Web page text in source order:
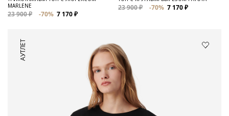
MARLENE
23 900 ₽ -70% 7 170 ₽
23 900 ₽ -70% 7 170 ₽
АУТЛЕТ